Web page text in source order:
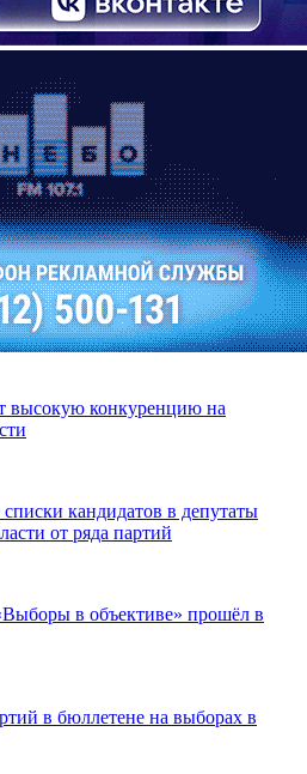
высокую конкуренцию на
кандидатов в депутаты
от ряда партий
в объективе» прошёл в
в бюллетене на выборах в